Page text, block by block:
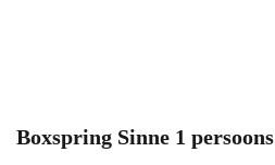
Boxspring Sinne 1 persoons